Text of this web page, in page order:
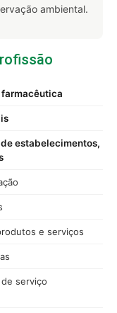
ambiental.
estabelecimentos,
e serviços
serviço